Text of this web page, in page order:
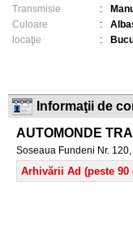
Transmisie :
Culoare
:
locaţie
:
Informaţii de
AUTOMONDE
Soseaua Fundeni Nr.
Arhivării Ad (peste 90